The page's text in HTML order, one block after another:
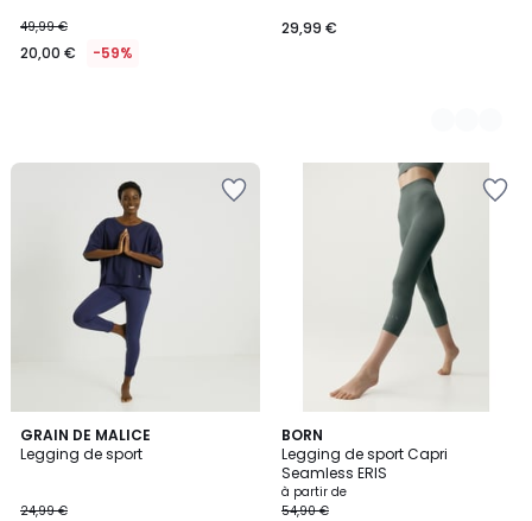
49,99 €
20,00 € -59%
29,99 €
GRAIN DE MALICE
Legging de sport
24,99 €
BORN
Legging de sport Capri
Seamless ERIS
à partir de
54,90 €
2
Couleurs